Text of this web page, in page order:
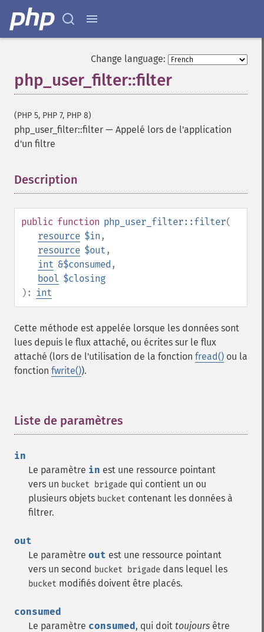
Change language:
php_user_filter::filter
(PHP 5, PHP 7, PHP 8)
php_user_filter::filter — Appelé lors de l'application
d'un filtre
Description
public function php_user_filter::filter(
resource $in ,
resource $out ,
int &$consumed ,
bool $closing
):
int
Cette méthode est appelée lorsque les données sont
lues depuis le flux attaché, ou écrites sur le flux
attaché (lors de l'utilisation de la fonction fread() ou la
fonction fwrite()).
Liste de paramètres
in
Le paramètre in est une ressource pointant
vers un bucket brigade qui contient un ou
plusieurs objets bucket contenant les données à
filtrer.
out
Le paramètre out est une ressource pointant
vers un second bucket brigade dans lequel les
bucket modifiés doivent être placés.
consumed
Le paramètre consumed, qui doit toujours être